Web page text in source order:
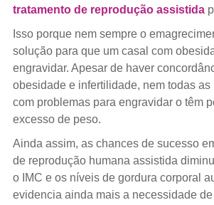
tratamento de reprodução assistida
Isso porque nem sempre o
solução para que um casal com
engravidar. Apesar de haver
obesidade e infertilidade, nem todas
com problemas para engravidar o têm
excesso de peso.
Ainda assim, as chances de sucesso
de reprodução humana assistida
o IMC e os níveis de gordura corporal
evidencia ainda mais a necessidade